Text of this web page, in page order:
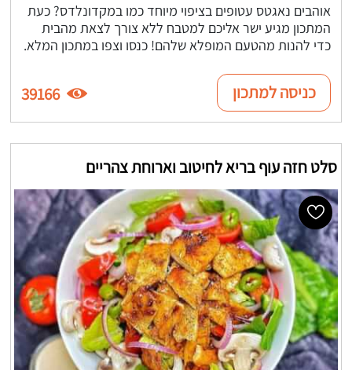
אוהבים נאגטס עטופים בציפוי מיוחד כמו במקדונלדס? כעת
המתכון מגיע ישר אליכם למטבח ללא צורך לצאת מהבית
כדי להנות מהטעם המופלא שלהם! כנסו וצפו במתכון המלא.
כניסה למתכון 39166
סלט חזה עוף בריא לחיטוב וארוחת צהריים